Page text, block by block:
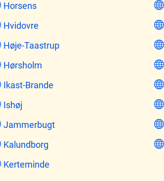
Horsens
Hvidovre
Høje-Taastrup
Hørsholm
Ikast-Brande
Ishøj
Jammerbugt
Kalundborg
Kerteminde